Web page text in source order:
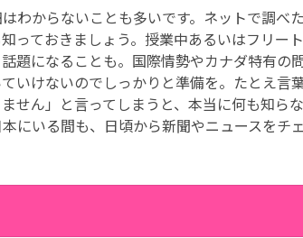
わからないことも多いです。ネットで調べ
っておきましょう。授業中あるいはフリー
題になることも。国際情勢やカナダ特有の
いけないのでしっかりと準備を。たとえ言
せん」と言ってしまうと、本当に何も知らな
にいる間も、日頃から新聞やニュースをチ